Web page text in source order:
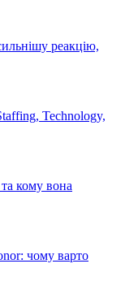
реакцію,
Technology,
кому вона
чому варто